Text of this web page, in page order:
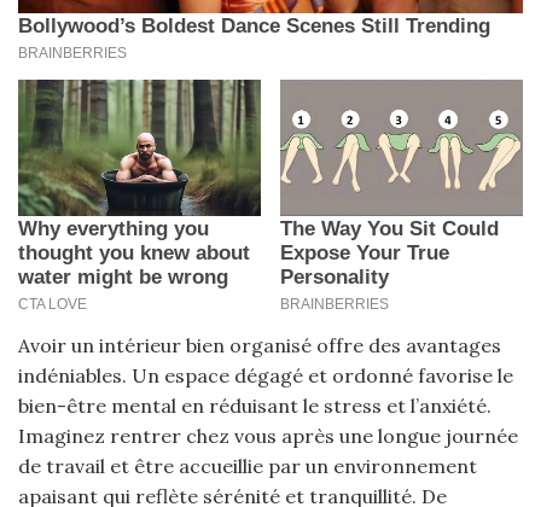
Avoir un intérieur bien organisé offre des avantages
indéniables. Un espace dégagé et ordonné favorise le
bien-être mental en réduisant le stress et l’anxiété.
Imaginez rentrer chez vous après une longue journée
de travail et être accueillie par un environnement
apaisant qui reflète sérénité et tranquillité. De